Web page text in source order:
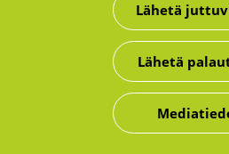
Lähetä
Lähetä